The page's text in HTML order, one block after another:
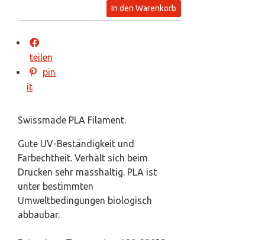
In den Warenkorb
teilen
pin
it
Swissmade PLA Filament.
Gute UV-Beständigkeit und
Farbechtheit. Verhält sich beim
Drucken sehr masshaltig. PLA ist
unter bestimmten
Umweltbedingungen biologisch
abbaubar.